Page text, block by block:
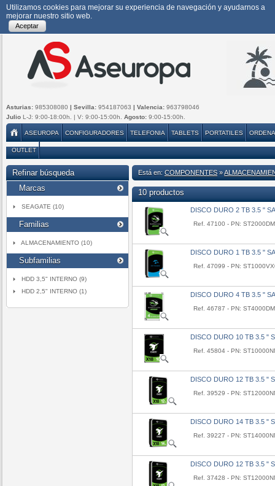
Utilizamos cookies para mejorar su experiencia de navegación y ayudarnos a
mejorar nuestro sitio web.
Aceptar
Asturias: 985308080 | Sevilla: 954187063 | Valencia: 963798046
Julio L-J: 9:00-18:00h. | V: 9:00-15:00h. Agosto: 9:00-15:00h.
ASEUROPA CONFIGURADORES TELEFONIA TABLETS PORTATILES
OUTLET
Refinar búsqueda
Marcas
SEAGATE (10)
Familias
ALMACENAMIENTO (10)
Subfamilias
HDD 3,5" INTERNO (9)
HDD 2,5" INTERNO (1)
Está en: COMPONENTES »
10 productos
DISCO DURO 2 TB 3.5 "
Ref. 47100 - PN:
DISCO DURO 1 TB 3.5 "
Ref. 47099 - PN:
DISCO DURO 4 TB 3.5 "
Ref. 46787 - PN:
DISCO DURO 10 TB 3.5 "
Ref. 45804 - PN:
DISCO DURO 12 TB 3.5 "
Ref. 39529 - PN:
DISCO DURO 14 TB 3.5 "
Ref. 39227 - PN:
DISCO DURO 12 TB 3.5 "
Ref. 37428 - PN: